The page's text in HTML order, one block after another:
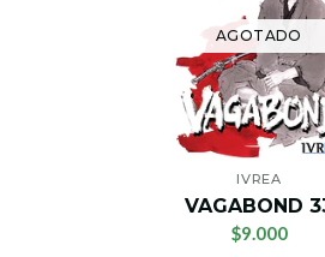
AGOTADO
IVREA
VAGABOND
$9.000